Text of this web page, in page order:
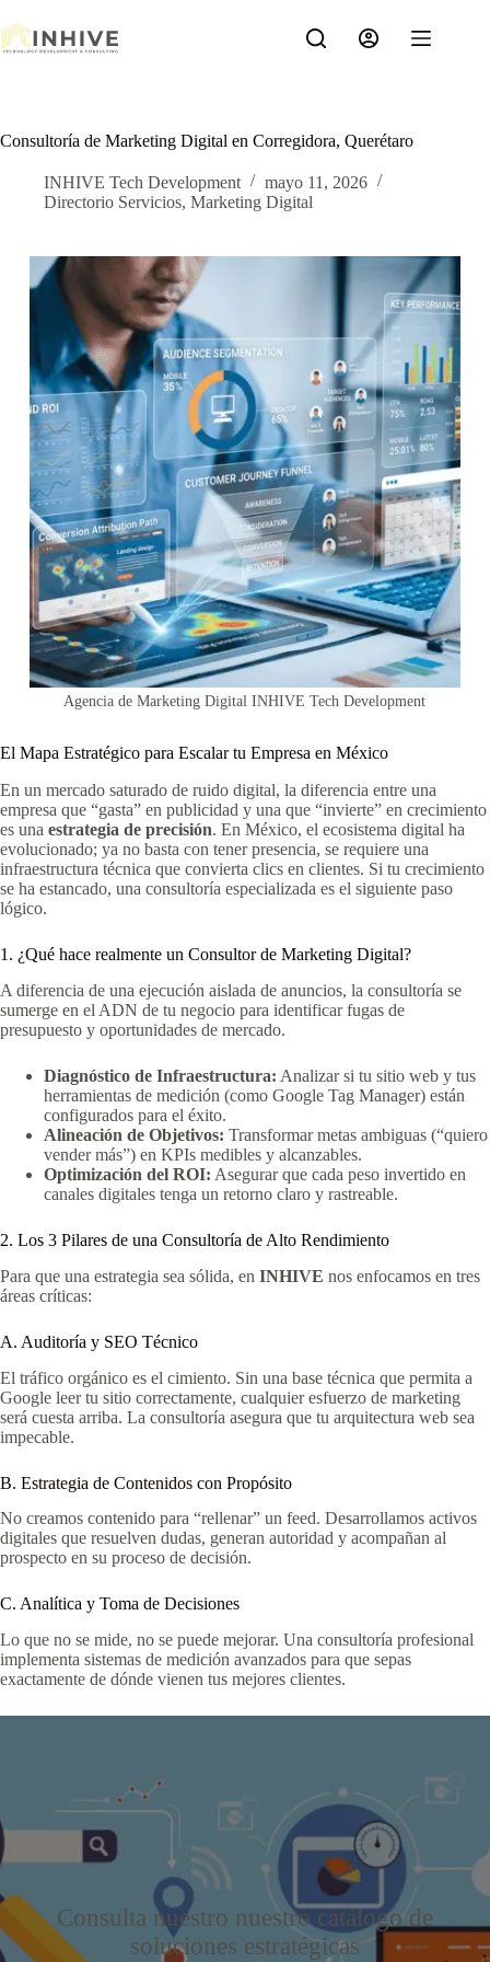
al
contenido
Consultoría de Marketing Digital en Corregidora, Querétaro
INHIVE Tech Development
mayo 11, 2026
Directorio Servicios, Marketing Digital
Agencia de Marketing Digital INHIVE Tech Development
El Mapa Estratégico para Escalar tu Empresa en México
En un mercado saturado de ruido digital, la diferencia entre una
empresa que “gasta” en publicidad y una que “invierte” en crecimiento
es una estrategia de precisión. En México, el ecosistema digital ha
evolucionado; ya no basta con tener presencia, se requiere una
infraestructura técnica que convierta clics en clientes. Si tu crecimiento
se ha estancado, una consultoría especializada es el siguiente paso
lógico.
1. ¿Qué hace realmente un Consultor de Marketing Digital?
A diferencia de una ejecución aislada de anuncios, la consultoría se
sumerge en el ADN de tu negocio para identificar fugas de
presupuesto y oportunidades de mercado.
Diagnóstico de Infraestructura: Analizar si tu sitio web y tus
herramientas de medición (como Google Tag Manager) están
configurados para el éxito.
Alineación de Objetivos: Transformar metas ambiguas (“quiero
vender más”) en KPIs medibles y alcanzables.
Optimización del ROI: Asegurar que cada peso invertido en
canales digitales tenga un retorno claro y rastreable.
2. Los 3 Pilares de una Consultoría de Alto Rendimiento
Para que una estrategia sea sólida, en INHIVE nos enfocamos en tres
áreas críticas:
A. Auditoría y SEO Técnico
El tráfico orgánico es el cimiento. Sin una base técnica que permita a
Google leer tu sitio correctamente, cualquier esfuerzo de marketing
será cuesta arriba. La consultoría asegura que tu arquitectura web sea
impecable.
B. Estrategia de Contenidos con Propósito
No creamos contenido para “rellenar” un feed. Desarrollamos activos
digitales que resuelven dudas, generan autoridad y acompañan al
prospecto en su proceso de decisión.
C. Analítica y Toma de Decisiones
Lo que no se mide, no se puede mejorar. Una consultoría profesional
implementa sistemas de medición avanzados para que sepas
exactamente de dónde vienen tus mejores clientes.
Consulta nuestro nuestro catálogo de
soluciones estratégicas